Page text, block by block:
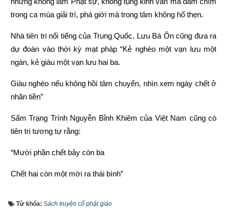
trong ca múa giải trí, phá giới mà trong tâm không hổ thẹn.
Nhà tiên tri nổi tiếng của Trung Quốc, Lưu Bá Ôn cũng đưa ra
dự đoán vào thời kỳ mạt pháp “Kẻ nghèo một vạn lưu một
ngàn, kẻ giàu một vạn lưu hai ba.
Giàu nghèo nếu không hồi tâm chuyển, nhìn xem ngày chết ở
nhãn tiền”
Sấm Trạng Trình Nguyễn Bỉnh Khiêm của Việt Nam cũng có
tiên tri tương tự rằng:
“Mười phần chết bảy còn ba
Chết hai còn một mới ra thái bình”
được xem.
Từ khóa: Sách truyện cổ phật giáo